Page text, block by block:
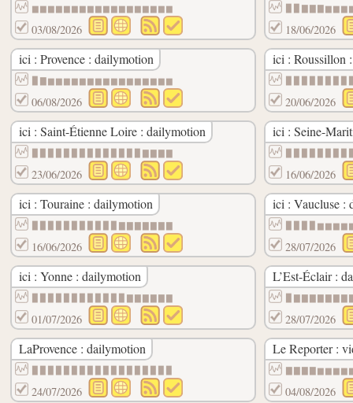
▆▆▆▆▆▆▆▆▆▆▆▆▆▆▆▆▆▆
03/08/2026 18/06/2026
ici : Provence : dailymotion
▉▇▆▆▆▆▆▆▆▆▆▆▆▆▆▆▆▆
06/08/2026
ici : Roussillon
20/06/2026
ici : Saint-Étienne Loire : dailymotion
▉▉▉▉▉▉▉▉▉▉▉▉▉▉▇▇▇▇
23/06/2026
ici : Seine-
16/06/2026
ici : Touraine : dailymotion
▉▉▉▉▉▉▉▉▉▉▉▇▇▇▇▇▇▇
16/06/2026
ici : Vaucluse :
28/07/2026
ici : Yonne : dailymotion
▉▉▉▉▉▉▉▉▉▉▉▉▇▇▇▇▇▇
01/07/2026
L’Est-Éclair :
28/07/2026
LaProvence : dailymotion
24/07/2026
Le Reporter :
04/08/2026